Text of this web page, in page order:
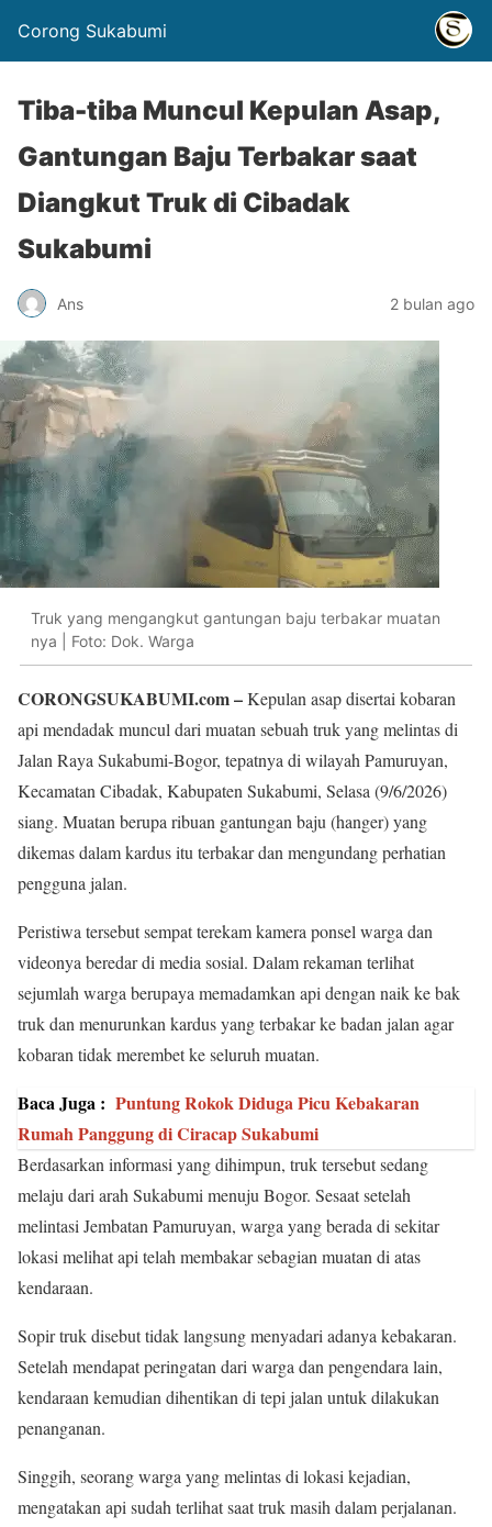
Corong Sukabumi
Tiba-tiba Muncul Kepulan Asap,
Gantungan Baju Terbakar saat
Diangkut Truk di Cibadak
Sukabumi
Ans 2 bulan ago
Truk yang mengangkut gantungan baju terbakar muatan
nya | Foto: Dok. Warga
CORONGSUKABUMI.com –Kepulan asap disertai kobaran
api mendadak muncul dari muatan sebuah truk yang melintas di
Jalan Raya Sukabumi-Bogor, tepatnya di wilayah Pamuruyan,
Kecamatan Cibadak, Kabupaten Sukabumi, Selasa (9/6/2026)
siang. Muatan berupa ribuan gantungan baju (hanger) yang
dikemas dalam kardus itu terbakar dan mengundang perhatian
pengguna jalan.
Peristiwa tersebut sempat terekam kamera ponsel warga dan
videonya beredar di media sosial. Dalam rekaman terlihat
sejumlah warga berupaya memadamkan api dengan naik ke bak
truk dan menurunkan kardus yang terbakar ke badan jalan agar
kobaran tidak merembet ke seluruh muatan.
Baca Juga : Puntung Rokok Diduga Picu Kebakaran
Rumah Panggung di Ciracap Sukabumi
Berdasarkan informasi yang dihimpun, truk tersebut sedang
melaju dari arah Sukabumi menuju Bogor. Sesaat setelah
melintasi Jembatan Pamuruyan, warga yang berada di sekitar
lokasi melihat api telah membakar sebagian muatan di atas
kendaraan.
Sopir truk disebut tidak langsung menyadari adanya kebakaran.
Setelah mendapat peringatan dari warga dan pengendara lain,
kendaraan kemudian dihentikan di tepi jalan untuk dilakukan
penanganan.
Singgih, seorang warga yang melintas di lokasi kejadian,
mengatakan api sudah terlihat saat truk masih dalam perjalanan.